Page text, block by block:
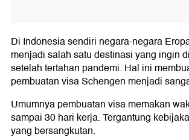
Di Indonesia sendiri negara-negara
menjadi salah satu destinasi yang ingin
setelah tertahan pandemi. Hal ini
pembuatan visa Schengen menjadi
Umumnya pembuatan visa memakan
sampai 30 hari kerja. Tergantung
yang bersangkutan.